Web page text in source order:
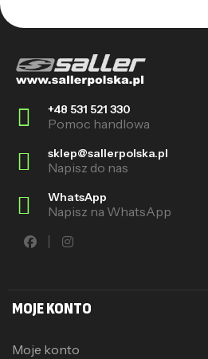
+48 531 521 330
Pomoc handlowa
sklep@sallerpolska.pl
Napisz do nas
WhatsApp
Napisz na WhatsApp
MOJE KONTO
Moje konto